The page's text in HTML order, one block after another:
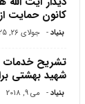
کانون حمایت
بنیاد - جولای 26, 2025
تشریح خدمات
شهید بهشتی
بنیاد - می 9, 2018